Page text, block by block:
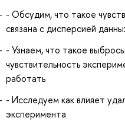
- Обсудим, что такое
связана с дисперсией
- Узнаем, что такое
чувствительность
работать
- Исследуем как влияет
эксперимента